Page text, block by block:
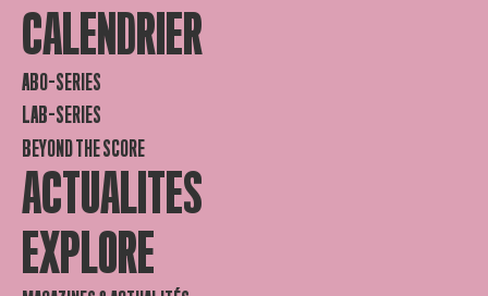
CALENDRIER
ABO-SERIES
LAB-SERIES
BEYOND THE SCORE
ACTUALITES
EXPLORE